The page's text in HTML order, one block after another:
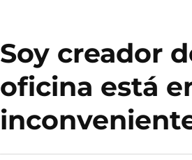
Soy creador
oficina está